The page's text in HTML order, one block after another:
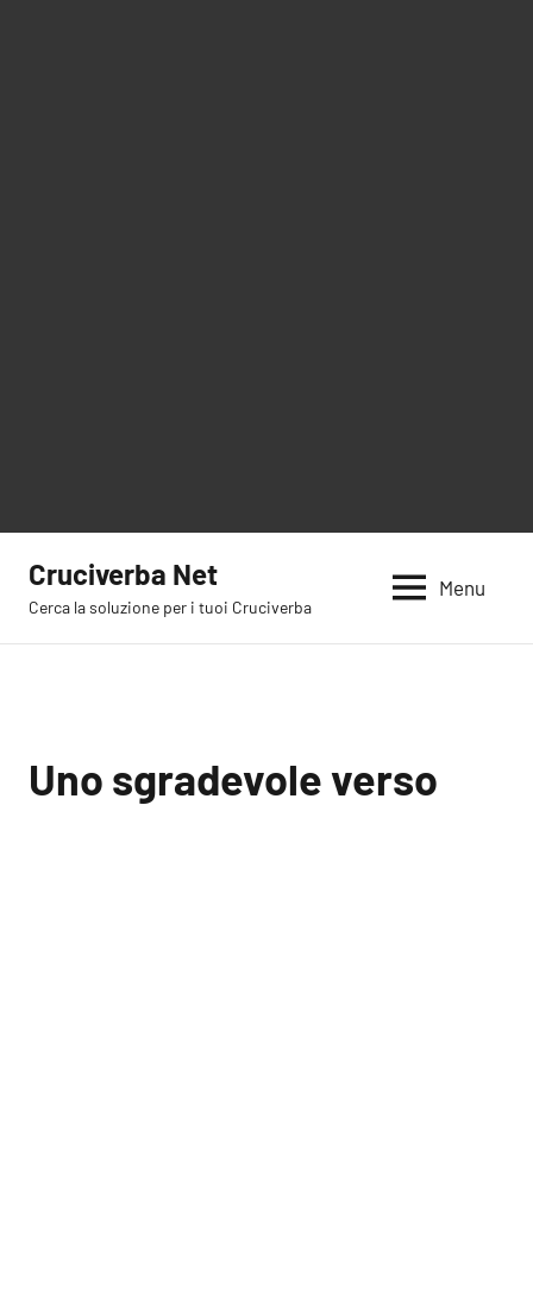
contenuto
Cruciverba Net
Cerca la soluzione per i tuoi Cruciverba
Menu
Uno sgradevole verso